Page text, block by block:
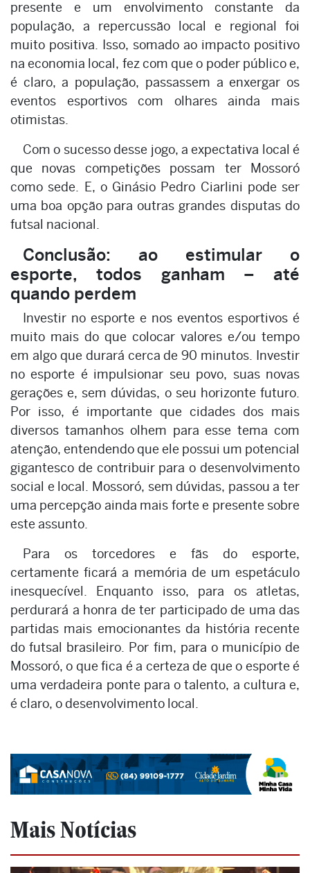
presente e um envolvimento constante da
população, a repercussão local e regional foi
muito positiva. Isso, somado ao impacto positivo
na economia local, fez com que o poder público e,
é claro, a população, passassem a enxergar os
eventos esportivos com olhares ainda mais
otimistas.
Com o sucesso desse jogo, a expectativa local é
que novas competições possam ter Mossoró
como sede. E, o Ginásio Pedro Ciarlini pode ser
uma boa opção para outras grandes disputas do
futsal nacional.
Conclusão: ao estimular o
esporte, todos ganham – até
quando perdem
Investir no esporte e nos eventos esportivos é
muito mais do que colocar valores e/ou tempo
em algo que durará cerca de 90 minutos. Investir
no esporte é impulsionar seu povo, suas novas
gerações e, sem dúvidas, o seu horizonte futuro.
Por isso, é importante que cidades dos mais
diversos tamanhos olhem para esse tema com
atenção, entendendo que ele possui um potencial
gigantesco de contribuir para o desenvolvimento
social e local. Mossoró, sem dúvidas, passou a ter
uma percepção ainda mais forte e presente sobre
este assunto.
Para os torcedores e fãs do esporte,
certamente ficará a memória de um espetáculo
inesquecível. Enquanto isso, para os atletas,
perdurará a honra de ter participado de uma das
partidas mais emocionantes da história recente
do futsal brasileiro. Por fim, para o município de
Mossoró, o que fica é a certeza de que o esporte é
uma verdadeira ponte para o talento, a cultura e,
é claro, o desenvolvimento local.
Mais Notícias